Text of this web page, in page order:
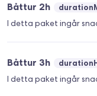
Båttur 2h
I detta paket ingår
Båttur 3h
I detta paket ingår